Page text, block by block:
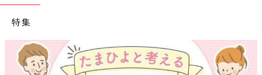
特集
【ワクチン接種できる